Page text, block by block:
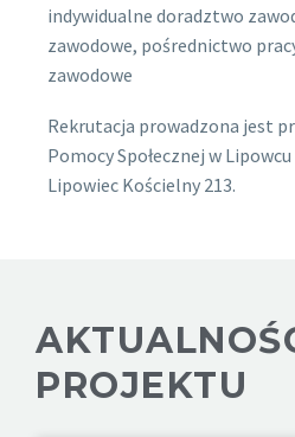
indywidualne doradztwo
zawodowe, pośrednictwo
zawodowe
Rekrutacja prowadzona jest
Pomocy Społecznej w
Lipowiec Kościelny 213.
PROJEKTU